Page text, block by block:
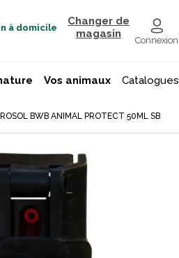
à domicile
Changer de
magasin
Connexion
Vos animaux Catalogues
BWB ANIMAL PROTECT 50ML SB